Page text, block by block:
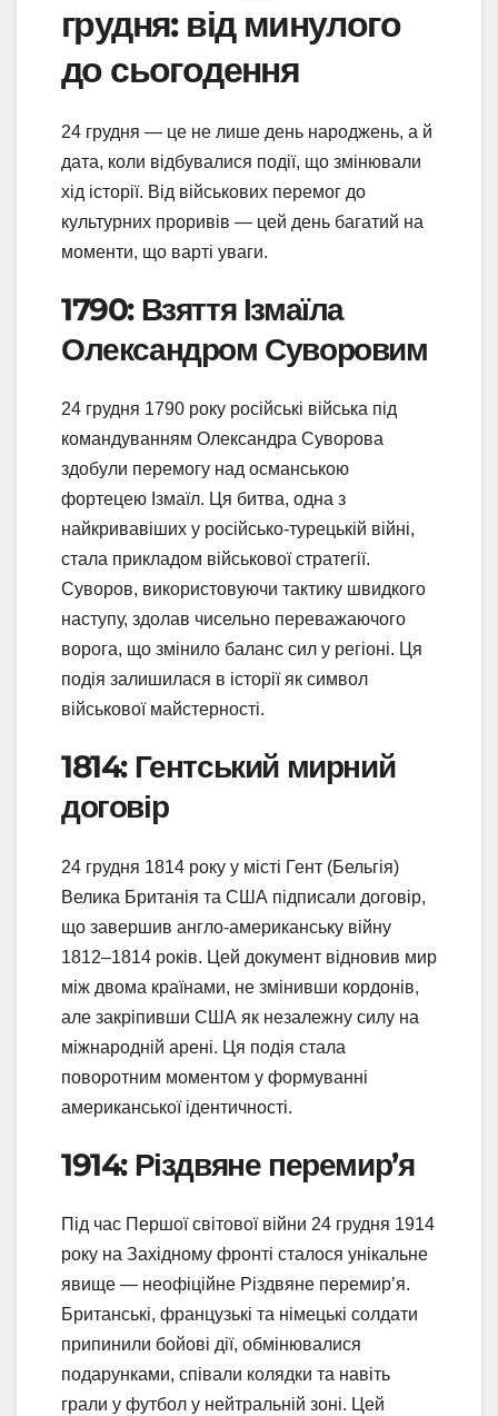
грудня: від минулого
до сьогодення
24 грудня — це не лише день народжень, а й
дата, коли відбувалися події, що змінювали
хід історії. Від військових перемог до
культурних проривів — цей день багатий на
моменти, що варті уваги.
1790: Взяття Ізмаїла
Олександром Суворовим
24 грудня 1790 року російські війська під
командуванням Олександра Суворова
здобули перемогу над османською
фортецею Ізмаїл. Ця битва, одна з
найкривавіших у російсько-турецькій війні,
стала прикладом військової стратегії.
Суворов, використовуючи тактику швидкого
наступу, здолав чисельно переважаючого
ворога, що змінило баланс сил у регіоні. Ця
подія залишилася в історії як символ
військової майстерності.
1814: Гентський мирний
договір
24 грудня 1814 року у місті Гент (Бельгія)
Велика Британія та США підписали договір,
що завершив англо-американську війну
1812–1814 років. Цей документ відновив мир
між двома країнами, не змінивши кордонів,
але закріпивши США як незалежну силу на
міжнародній арені. Ця подія стала
поворотним моментом у формуванні
американської ідентичності.
1914: Різдвяне перемир’я
Під час Першої світової війни 24 грудня 1914
року на Західному фронті сталося унікальне
явище — неофіційне Різдвяне перемир’я.
Британські, французькі та німецькі солдати
припинили бойові дії, обмінювалися
подарунками, співали колядки та навіть
грали у футбол у нейтральній зоні. Цей